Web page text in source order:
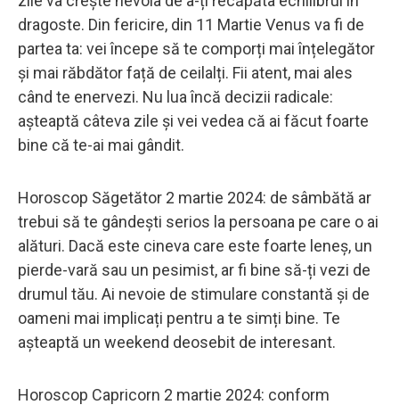
dragoste. Din fericire, din 11 Martie Venus va fi de
partea ta: vei începe să te comporți mai înțelegător
și mai răbdător față de ceilalți. Fii atent, mai ales
când te enervezi. Nu lua încă decizii radicale:
așteaptă câteva zile și vei vedea că ai făcut foarte
bine că te-ai mai gândit.
Horoscop Săgetător 2 martie 2024: de sâmbătă ar
trebui să te gândești serios la persoana pe care o ai
alături. Dacă este cineva care este foarte leneș, un
pierde-vară sau un pesimist, ar fi bine să-ți vezi de
drumul tău. Ai nevoie de stimulare constantă și de
oameni mai implicați pentru a te simți bine. Te
așteaptă un weekend deosebit de interesant.
Horoscop Capricorn 2 martie 2024: conform